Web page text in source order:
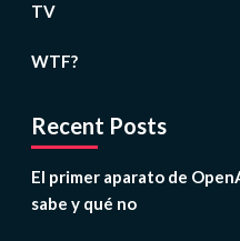
TV
WTF?
Recent Posts
El primer aparato de
sabe y qué no